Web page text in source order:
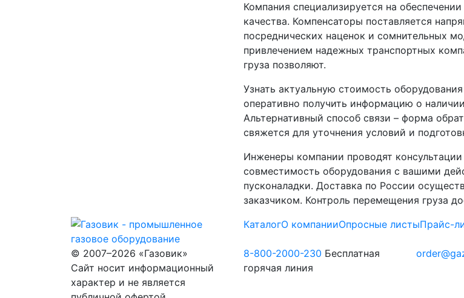
Компания специализируется на
качества. Компенсаторы поставляется
посреднических наценок и сомнительных
привлечением надежных транспортных
груза позволяют.
Узнать актуальную стоимость
оперативно получить информацию о
Альтернативный способ связи – форма
свяжется для уточнения условий и
Инженеры компании проводят
совместимость оборудования с вашими
пусконаладки. Доставка по России
заказчиком. Контроль перемещения груза
КаталогО компанииОпросные листыПрайс-
© 2007–2026 «Газовик»
Сайт носит информационный
характер и не является
8-800-2000-230 Бесплатная
горячая линия